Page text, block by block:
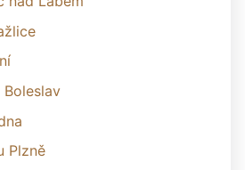
Boleslav
Plzně